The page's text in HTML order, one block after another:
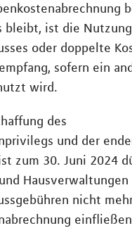
bleibt, ist die
oder doppelte
sofern ein
wird.
des
und der
zum 30. Juni 2024
Hausverwaltungen
nicht